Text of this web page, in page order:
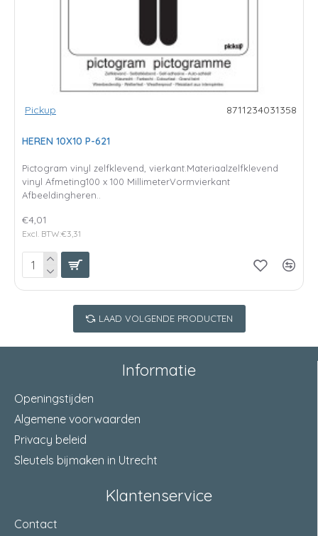
Pickup 8711234031358
HEREN 10X10 P-621
Pictogram vinyl zelfklevend, vierkant.Materiaalzelfklevend
vinyl Afmeting100 x 100 MillimeterVormvierkant
Afbeeldingheren..
€4,01
Excl. BTW:€3,31
LAAD VOLGENDE PRODUCTEN
Informatie
Openingstijden
Algemene voorwaarden
Privacy beleid
Sleutels bijmaken in Utrecht
Klantenservice
Contact